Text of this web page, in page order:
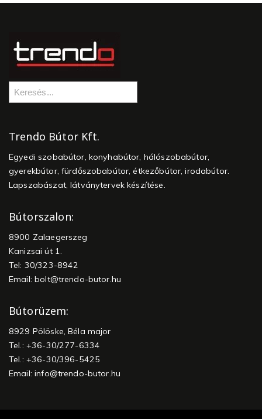
Trendo Bútor Kft.
Egyedi szobabútor, konyhabútor, hálószobabútor,
gyerekbútor, fürdőszobabútor, étkezőbútor, irodabútor.
Lapszabászat, látványtervek készítése.
Bútorszalon:
8900 Zalaegerszeg
Kanizsai út 1.
Tel: 30/323-8942
Email:bolt@trendo-butor.hu
Bútorüzem:
8929 Pölöske, Béla major
Tel.: +36-30/277-6334
Tel.: +36-30/396-5425
Email:info@trendo-butor.hu